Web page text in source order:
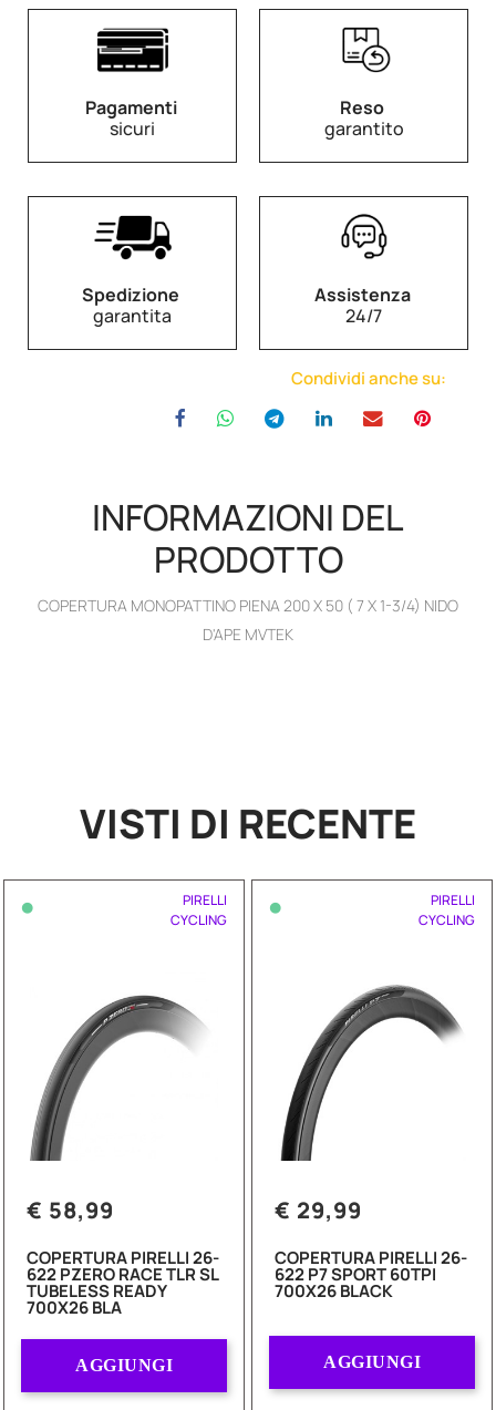
Pagamenti
sicuri
Reso
garantito
Spedizione
garantita
Assistenza
24/7
Condividi anche su:
INFORMAZIONI DEL
PRODOTTO
COPERTURA MONOPATTINO PIENA 200 X 50 ( 7 X 1-3/4) NIDO
D'APE MVTEK
VISTI DI RECENTE
•
PIRELLI
CYCLING
€ 58,99
COPERTURA PIRELLI 26-
622 PZERO RACE TLR SL
TUBELESS READY
700X26 BLA
AGGIUNGI
•
PIRELLI
CYCLING
€ 29,99
COPERTURA PIRELLI 26-
622 P7 SPORT 60TPI
700X26 BLACK
AGGIUNGI